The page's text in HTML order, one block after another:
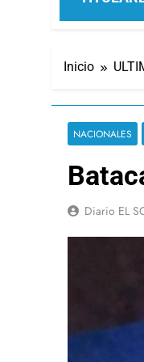
Inicio
NACIONALES
Diario EL